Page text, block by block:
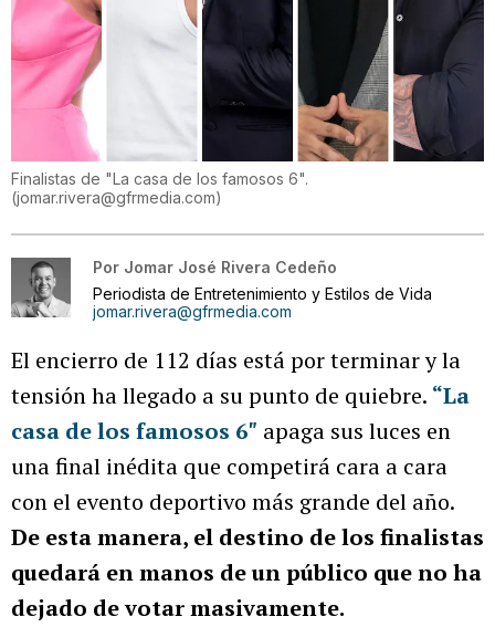
Finalistas de "La casa de los famosos 6".
(jomar.rivera@gfrmedia.com)
Por Jomar José Rivera Cedeño
Periodista de Entretenimiento y Estilos de Vida
jomar.rivera@gfrmedia.com
El encierro de 112 días está por terminar y la
tensión ha llegado a su punto de quiebre. “La
casa de los famosos 6″ apaga sus luces en
una final inédita que competirá cara a cara
con el evento deportivo más grande del año.
De esta manera, el destino de los finalistas
quedará en manos de un público que no ha
dejado de votar masivamente.